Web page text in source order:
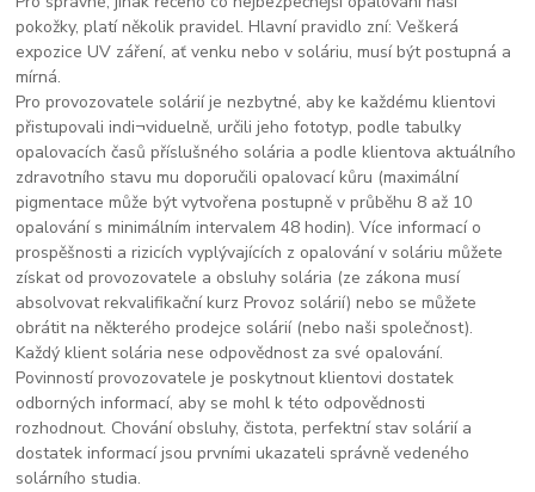
pokožky, platí několik pravidel. Hlavní pravidlo zní: Veškerá
expozice UV záření, ať venku nebo v soláriu, musí být postupná a
mírná.
Pro provozovatele solárií je nezbytné, aby ke každému klientovi
přistupovali indi¬viduelně, určili jeho fototyp, podle tabulky
opalovacích časů příslušného solária a podle klientova aktuálního
zdravotního stavu mu doporučili opalovací kůru (maximální
pigmentace může být vytvořena postupně v průběhu 8 až 10
opalování s minimálním intervalem 48 hodin). Více informací o
prospěšnosti a rizicích vyplývajících z opalování v soláriu můžete
získat od provozovatele a obsluhy solária (ze zákona musí
absolvovat rekvalifikační kurz Provoz solárií) nebo se můžete
obrátit na některého prodejce solárií (nebo naši společnost).
Každý klient solária nese odpovědnost za své opalování.
Povinností provozovatele je poskytnout klientovi dostatek
odborných informací, aby se mohl k této odpovědnosti
rozhodnout. Chování obsluhy, čistota, perfektní stav solárií a
dostatek informací jsou prvními ukazateli správně vedeného
solárního studia.